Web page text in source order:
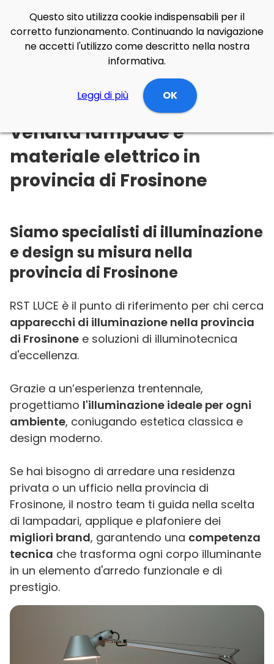
Illuminazione Online Lazio Frosinone
Vendita lampade e
materiale elettrico in
provincia di Frosinone
Siamo specialisti di illuminazione
e design su misura nella
provincia di Frosinone
RST LUCE è il punto di riferimento per chi cerca
apparecchi di illuminazione nella provincia
di Frosinone e soluzioni di illuminotecnica
d'eccellenza.
Grazie a un’esperienza trentennale,
progettiamo l'illuminazione ideale per ogni
ambiente, coniugando estetica classica e
design moderno.
Se hai bisogno di arredare una residenza
privata o un ufficio nella provincia di
Frosinone, il nostro team ti guida nella scelta
di lampadari, applique e plafoniere dei
migliori brand, garantendo una competenza
tecnica che trasforma ogni corpo illuminante
in un elemento d'arredo funzionale e di
prestigio.
Questo sito utilizza cookie indispensabili per il
corretto funzionamento. Continuando la navigazione
ne accetti l'utilizzo come descritto nella nostra
informativa.
Leggi di più OK